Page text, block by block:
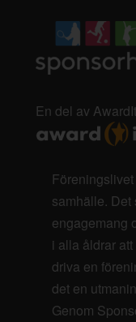
En del av AwardIt
samhälle. Det
engagemang
i alla åldrar
driva en
det en
Genom